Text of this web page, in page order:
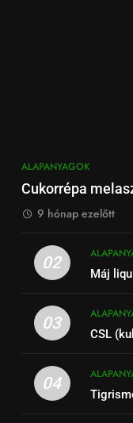
ALAPANYAGOK
Cukorrépa
9 hónap ezelőtt
02
Máj
03
CSL
04